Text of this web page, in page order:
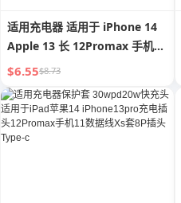
适用充电器 适用于 iPhone 14
Apple 13 长 12Promax 手机
PD 快充 X 数据线 XR 车载 iPad
平板 6S 闪充 IOS 充电 2 M 8P
充电线
$6.55$8.73